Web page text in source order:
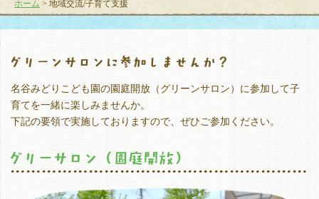
ホーム > 地域交流/子育て支援
名谷みどりこども園の園庭開放（グリーンサロン）に参加して子
育てを一緒に楽しみませんか。
下記の要領で実施しておりますので、ぜひご参加ください。